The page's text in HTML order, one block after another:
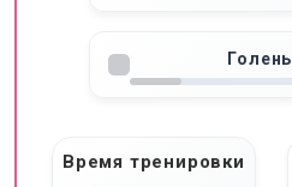
Голень
Время тренировки